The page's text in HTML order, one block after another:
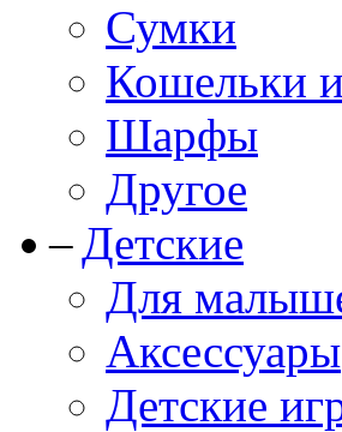
Сумки
Кошельки
Шарфы
Другое
Детские
Для
Аксессуары
Детские